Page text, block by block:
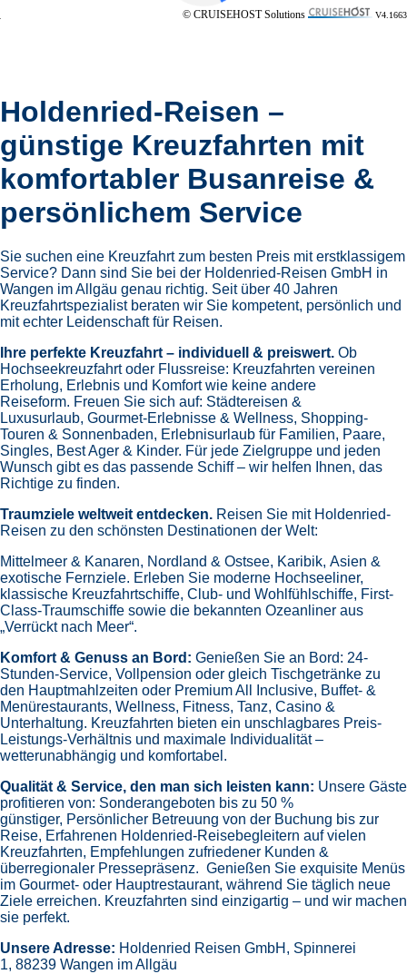
© CRUISEHOST Solutions V4.1663
Holdenried-Reisen –
günstige Kreuzfahrten mit
komfortabler Busanreise &
persönlichem Service
Sie suchen eine Kreuzfahrt zum besten Preis mit erstklassigem
Service? Dann sind Sie bei der Holdenried-Reisen GmbH in
Wangen im Allgäu genau richtig. Seit über 40 Jahren
Kreuzfahrtspezialist beraten wir Sie kompetent, persönlich und
mit echter Leidenschaft für Reisen.
Ihre perfekte Kreuzfahrt – individuell & preiswert. Ob
Hochseekreuzfahrt oder Flussreise: Kreuzfahrten vereinen
Erholung, Erlebnis und Komfort wie keine andere
Reiseform. Freuen Sie sich auf: Städtereisen &
Luxusurlaub, Gourmet-Erlebnisse & Wellness, Shopping-
Touren & Sonnenbaden, Erlebnisurlaub für Familien, Paare,
Singles, Best Ager & Kinder. Für jede Zielgruppe und jeden
Wunsch gibt es das passende Schiff – wir helfen Ihnen, das
Richtige zu finden.
Traumziele weltweit entdecken. Reisen Sie mit Holdenried-
Reisen zu den schönsten Destinationen der Welt:
Mittelmeer & Kanaren, Nordland & Ostsee, Karibik, Asien &
exotische Fernziele. Erleben Sie moderne Hochseeliner,
klassische Kreuzfahrtschiffe, Club- und Wohlfühlschiffe, First-
Class-Traumschiffe sowie die bekannten Ozeanliner aus
„Verrückt nach Meer“.
Komfort & Genuss an Bord: Genießen Sie an Bord: 24-
Stunden-Service, Vollpension oder gleich Tischgetränke zu
den Hauptmahlzeiten oder Premium All Inclusive, Buffet- &
Menürestaurants, Wellness, Fitness, Tanz, Casino &
Unterhaltung. Kreuzfahrten bieten ein unschlagbares Preis-
Leistungs-Verhältnis und maximale Individualität –
wetterunabhängig und komfortabel.
Qualität & Service, den man sich leisten kann: Unsere Gäste
profitieren von: Sonderangeboten bis zu 50 %
günstiger, Persönlicher Betreuung von der Buchung bis zur
Reise, Erfahrenen Holdenried-Reisebegleitern auf vielen
Kreuzfahrten, Empfehlungen zufriedener Kunden &
überregionaler Pressepräsenz. Genießen Sie exquisite Menüs
im Gourmet- oder Hauptrestaurant, während Sie täglich neue
Ziele erreichen. Kreuzfahrten sind einzigartig – und wir machen
sie perfekt.
Unsere Adresse: Holdenried Reisen GmbH, Spinnerei
1, 88239 Wangen im Allgäu